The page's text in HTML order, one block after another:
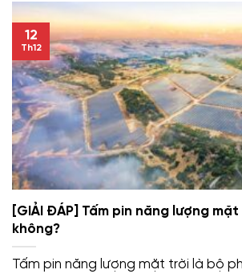
[GIẢI ĐÁP] Tấm pin năng lượng
không?
Tấm pin năng lượng mặt trời là bộ
12
Th12